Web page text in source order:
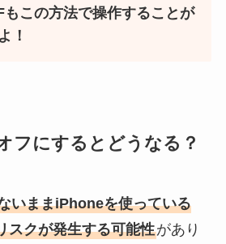
もこの方法で操作することが
！
フにするとどうなる？
いままiPhoneを使っている
スクが発生する可能性があり